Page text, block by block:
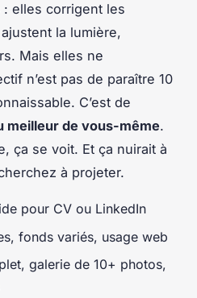
elles corrigent les
la lumière,
Mais elles ne
n’est pas de paraître 10
C’est de
meilleur de vous-même.
ça se voit. Et ça nuirait à
à projeter.
pour CV ou LinkedIn
fonds variés, usage web
galerie de 10+ photos,